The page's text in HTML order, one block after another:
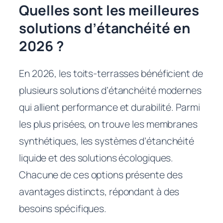
Quelles sont les meilleures
solutions d’étanchéité en
2026 ?
En 2026, les toits-terrasses bénéficient de
plusieurs solutions d’étanchéité modernes
qui allient performance et durabilité. Parmi
les plus prisées, on trouve les membranes
synthétiques, les systèmes d’étanchéité
liquide et des solutions écologiques.
Chacune de ces options présente des
avantages distincts, répondant à des
besoins spécifiques.